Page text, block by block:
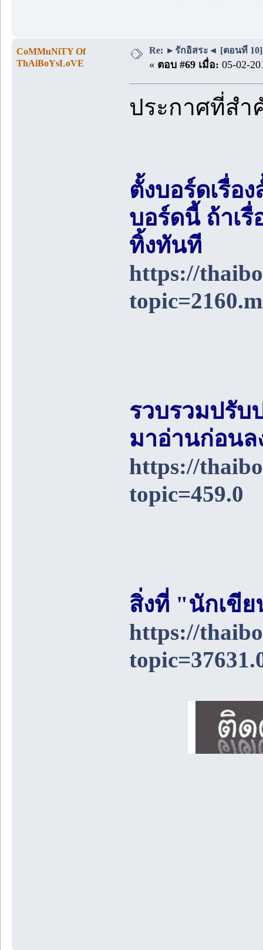
CoMMuNiTY Of
ThAiBoYsLoVE
Re: ►รักอิสระ◄ [ตอนที่ 10]
« ตอบ #69 เมื่อ: 05-02-
ประกาศที่ส
ตั้งบอร์ดเรื่อ
บอร์ดนี้ ถ้าเ
ทิ้งทันที
https://
รวบรวมปรับ
มาอ่านก่อน
https://
topic=459.0
สิ่งที่ "นักเขี
https://